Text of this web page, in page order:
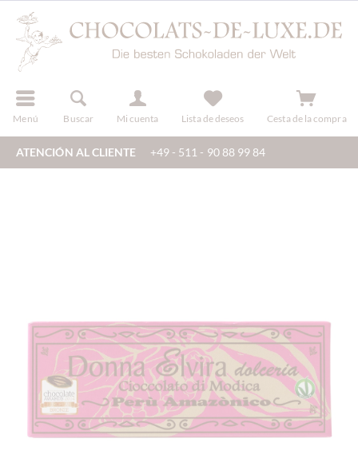
Menú Buscar Mi cuenta
registro Lista de deseos Cesta de la compra
ATENCIÓN AL CLIENTE +49 - 511 - 90 88 99 84